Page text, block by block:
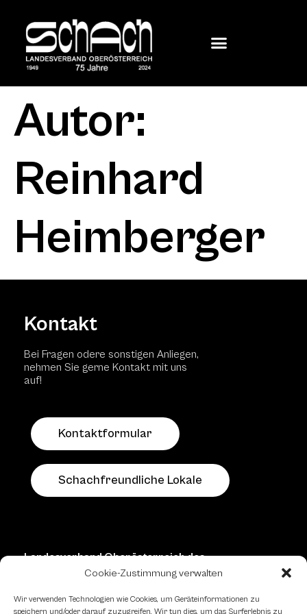
Cookie-Zustimmung verwalten
Wir verwenden Technologien wie Cookies, um Geräteinformationen zu
speichern und/oder darauf zuzugreifen. Wir tun dies, um das Surferlebnis zu
Autor:
Reinhard
Heimberger
Kontakt
Bei Fragen odere sonstigen Anliegen,
nehmen Sie gerne Kontakt mit uns
auf!
Kontaktformular
Schachfreundliche Lokale
Landesverband Oberösterreich des
Österreichischen Schachbundes
Kornstraße 7A
4060 Leonding